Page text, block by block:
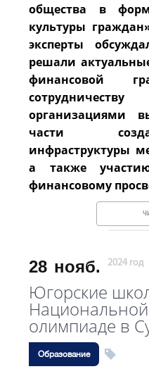
общества в
культуры
эксперты
решали
финансовой
организациями
части
инфраструктуры
а также
финансовому
28 нояб. 2024 год
Югорские
олимпиаде в
Образование